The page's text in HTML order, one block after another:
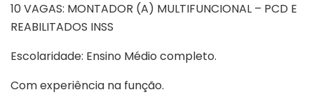
10 VAGAS: MONTADOR (A) MULTIFUNCIONAL – PCD E
REABILITADOS INSS
Escolaridade: Ensino Médio completo.
Com experiência na função.